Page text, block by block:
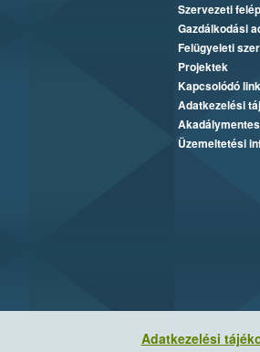
Adatkezelési
Szervezeti
Gazdálkodási
Felügyeleti
Projektek
Kapcsolódó
Adatkezelési
Üzemeltetési